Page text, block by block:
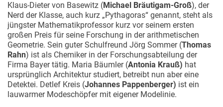
Klaus-Dieter von Basewitz (Michael Bräutigam-Groß), der
Nerd der Klasse, auch kurz „Pythagoras“ genannt, steht als
jüngster Mathematikprofessor kurz vor seinem ersten
großen Preis für seine Forschung in der arithmetischen
Geometrie. Sein guter Schulfreund Jörg Sommer (Thomas
Rahn) ist als Chemiker in der Forschungsabteilung der
Firma Bayer tätig. Maria Bäumler (Antonia Krauß) hat
ursprünglich Architektur studiert, betreibt nun aber eine
Detektei. Detlef Kreis (Johannes Pappenberger) ist ein
lauwarmer Modeschöpfer mit eigener Modelinie.